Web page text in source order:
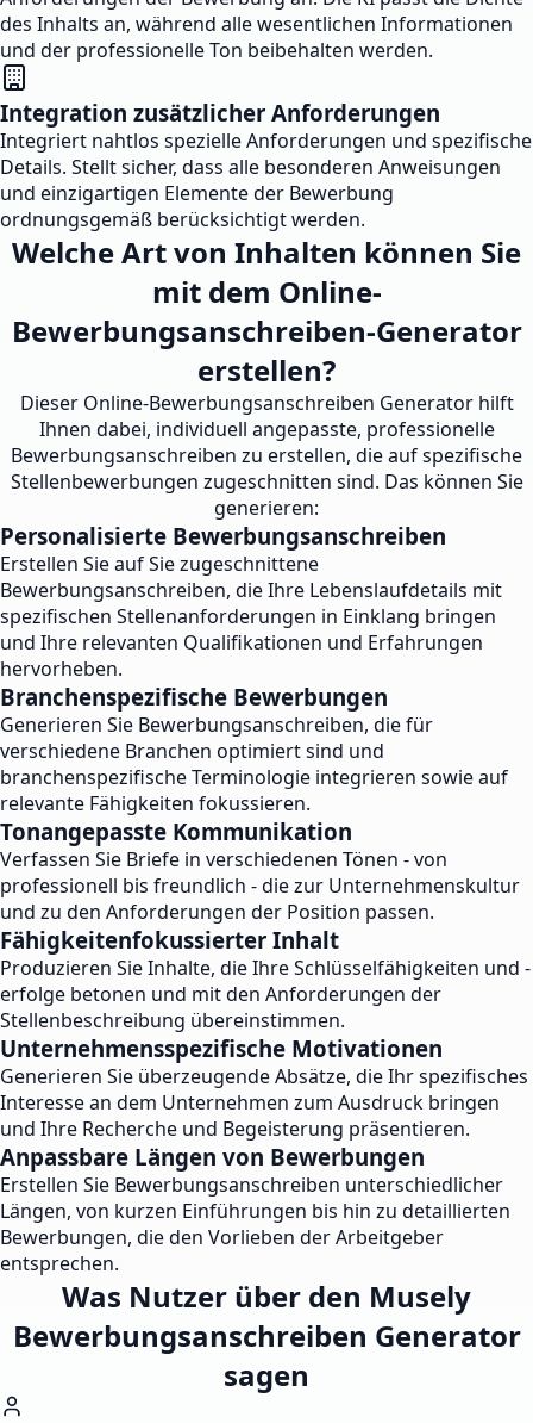
des Inhalts an, während alle wesentlichen Informationen
und der professionelle Ton beibehalten werden.
Integration zusätzlicher Anforderungen
Integriert nahtlos spezielle Anforderungen und spezifische
Details. Stellt sicher, dass alle besonderen Anweisungen
und einzigartigen Elemente der Bewerbung
ordnungsgemäß berücksichtigt werden.
Welche Art von Inhalten können Sie
mit dem Online-
Bewerbungsanschreiben-Generator
erstellen?
Dieser Online-Bewerbungsanschreiben Generator hilft
Ihnen dabei, individuell angepasste, professionelle
Bewerbungsanschreiben zu erstellen, die auf spezifische
Stellenbewerbungen zugeschnitten sind. Das können Sie
generieren:
Personalisierte Bewerbungsanschreiben
Erstellen Sie auf Sie zugeschnittene
Bewerbungsanschreiben, die Ihre Lebenslaufdetails mit
spezifischen Stellenanforderungen in Einklang bringen
und Ihre relevanten Qualifikationen und Erfahrungen
hervorheben.
Branchenspezifische Bewerbungen
Generieren Sie Bewerbungsanschreiben, die für
verschiedene Branchen optimiert sind und
branchenspezifische Terminologie integrieren sowie auf
relevante Fähigkeiten fokussieren.
Tonangepasste Kommunikation
Verfassen Sie Briefe in verschiedenen Tönen - von
professionell bis freundlich - die zur Unternehmenskultur
und zu den Anforderungen der Position passen.
Fähigkeitenfokussierter Inhalt
Produzieren Sie Inhalte, die Ihre Schlüsselfähigkeiten und -
erfolge betonen und mit den Anforderungen der
Stellenbeschreibung übereinstimmen.
Unternehmensspezifische Motivationen
Generieren Sie überzeugende Absätze, die Ihr spezifisches
Interesse an dem Unternehmen zum Ausdruck bringen
und Ihre Recherche und Begeisterung präsentieren.
Anpassbare Längen von Bewerbungen
Erstellen Sie Bewerbungsanschreiben unterschiedlicher
Längen, von kurzen Einführungen bis hin zu detaillierten
Bewerbungen, die den Vorlieben der Arbeitgeber
entsprechen.
Was Nutzer über den Musely
Bewerbungsanschreiben Generator
sagen